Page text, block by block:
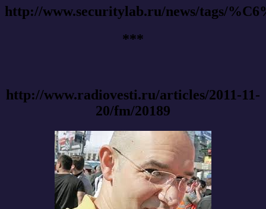
http://www.securitylab.ru/news/tags/
***
http://www.radiovesti.ru/articles/2011-11-
20/fm/20189